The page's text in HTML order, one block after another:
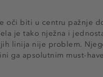
oči biti u centru pažnje
je tako nježna i
linija nije problem.
ga apsolutnim must-